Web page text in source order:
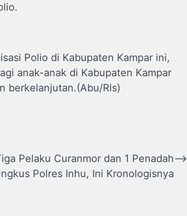
Polio di Kabupaten Kampar ini,
anak-anak di Kabupaten Kampar
berkelanjutan.(Abu/Rls)
Pelaku Curanmor dan 1 Penadah
Polres Inhu, Ini Kronologisnya
⟶